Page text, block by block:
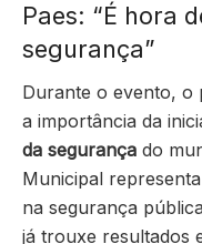
Paes: “É hora
segurança”
Durante o evento, o
a importância da
da segurança do
Municipal
na segurança
já trouxe resultados